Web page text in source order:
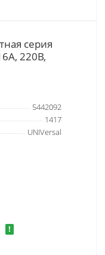
серия
220В,
5442092
1417
UNIVersal
!